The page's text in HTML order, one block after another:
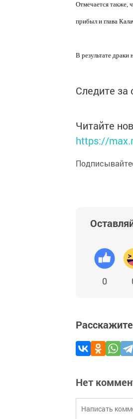
Отмечается также,
прибыл и глава
В результате
Следите
Читайте
https://
0
Нет